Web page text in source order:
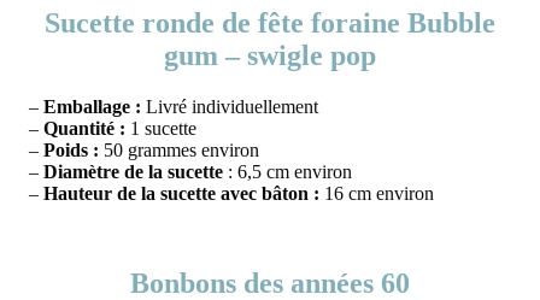
Sucette ronde de fête foraine Bubble
gum – swigle pop
– Emballage : Livré individuellement
– Quantité : 1 sucette
– Poids : 50 grammes environ
– Diamètre de la sucette : 6,5 cm environ
– Hauteur de la sucette avec bâton : 16 cm environ
Bonbons des années 60